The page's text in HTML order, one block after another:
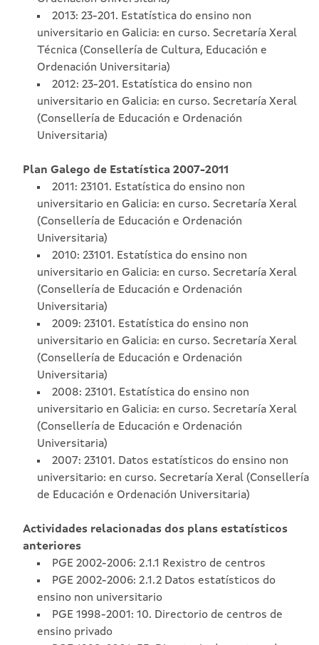
2013: 23-201. Estatística do ensino non
universitario en Galicia: en curso. Secretaría Xeral
Técnica (Consellería de Cultura, Educación e
Ordenación Universitaria)
2012: 23-201. Estatística do ensino non
universitario en Galicia: en curso. Secretaría Xeral
(Consellería de Educación e Ordenación
Universitaria)
Plan Galego de Estatística 2007-2011
2011: 23101. Estatística do ensino non
universitario en Galicia: en curso. Secretaría Xeral
(Consellería de Educación e Ordenación
Universitaria)
2010: 23101. Estatística do ensino non
universitario en Galicia: en curso. Secretaría Xeral
(Consellería de Educación e Ordenación
Universitaria)
2009: 23101. Estatística do ensino non
universitario en Galicia: en curso. Secretaría Xeral
(Consellería de Educación e Ordenación
Universitaria)
2008: 23101. Estatística do ensino non
universitario en Galicia: en curso. Secretaría Xeral
(Consellería de Educación e Ordenación
Universitaria)
2007: 23101. Datos estatísticos do ensino non
universitario: en curso. Secretaría Xeral (Consellería
de Educación e Ordenación Universitaria)
Actividades relacionadas dos plans estatísticos
anteriores
PGE 2002-2006: 2.1.1 Rexistro de centros
PGE 2002-2006: 2.1.2 Datos estatísticos do
ensino non universitario
PGE 1998-2001: 10. Directorio de centros de
ensino privado